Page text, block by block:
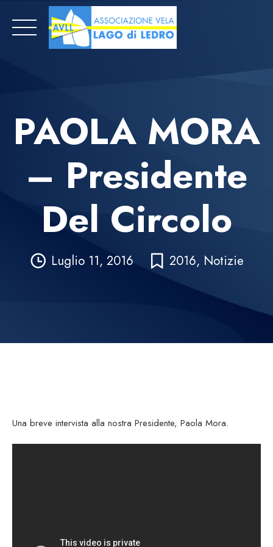
content
PAOLA MORA
– Presidente
Del Circolo
Luglio 11, 2016 2016, Notizie
Una breve intervista alla nostra Presidente, Paola Mora.